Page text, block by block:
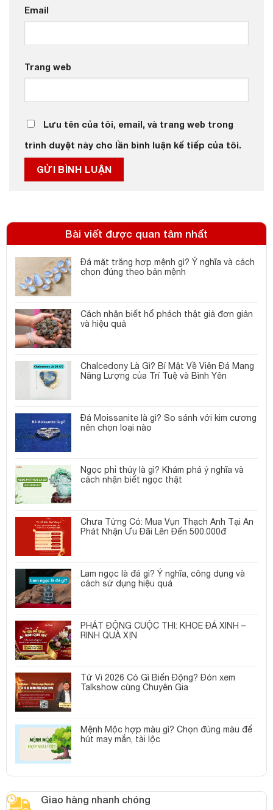
Bài viết được quan tâm nhất
Đá mặt trăng hợp mệnh gì? Ý nghĩa và cách
chọn đúng theo bản mệnh
Cách nhận biết hổ phách thật giả đơn giản
và hiệu quả
Chalcedony Là Gì? Bí Mật Về Viên Đá Mang
Năng Lượng của Trí Tuệ và Bình Yên
Đá Moissanite là gì? So sánh với kim cương
nên chọn loại nào
Ngọc phỉ thúy là gì? Khám phá ý nghĩa và
cách nhận biết ngọc thật
Chưa Từng Có: Mua Vụn Thạch Anh Tại An
Phát Nhận Ưu Đãi Lên Đến 500.000đ
Lam ngọc là đá gì? Ý nghĩa, công dụng và
cách sử dụng hiệu quả
PHÁT ĐỘNG CUỘC THI: KHOE ĐÁ XINH –
RINH QUÀ XỊN
Tử Vi 2026 Có Gì Biến Động? Đón xem
Talkshow cùng Chuyên Gia
Mệnh Mộc hợp màu gì? Chọn đúng màu để
hút may mắn, tài lộc
Giao hàng nhanh chóng
Email
Trang web
Lưu tên của tôi, email, và trang web trong
trình duyệt này cho lần bình luận kế tiếp của tôi.